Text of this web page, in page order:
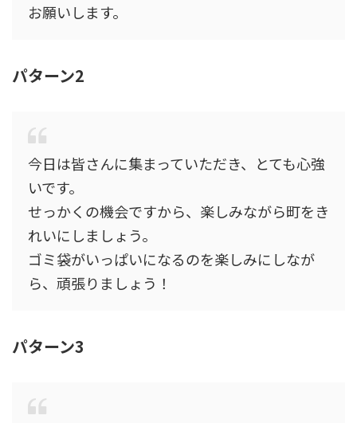
お願いします。
パターン2
今日は皆さんに集まっていただき、とても心強
いです。
せっかくの機会ですから、楽しみながら町をき
れいにしましょう。
ゴミ袋がいっぱいになるのを楽しみにしなが
ら、頑張りましょう！
パターン3